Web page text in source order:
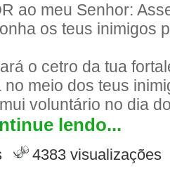
ao meu Senhor:
os teus inimigos
o cetro da tua
meio dos teus
voluntário no dia
lendo...
4383 visualizações